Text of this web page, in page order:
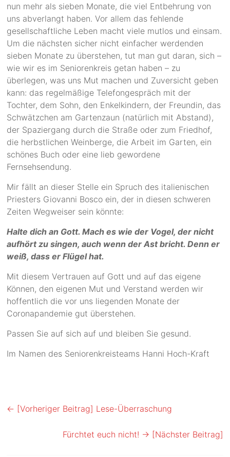
nun mehr als sieben Monate, die viel Entbehrung von
uns abverlangt haben. Vor allem das fehlende
gesellschaftliche Leben macht viele mutlos und einsam.
Um die nächsten sicher nicht einfacher werdenden
sieben Monate zu überstehen, tut man gut daran, sich –
wie wir es im Seniorenkreis getan haben – zu
überlegen, was uns Mut machen und Zuversicht geben
kann: das regelmäßige Telefongespräch mit der
Tochter, dem Sohn, den Enkelkindern, der Freundin, das
Schwätzchen am Gartenzaun (natürlich mit Abstand),
der Spaziergang durch die Straße oder zum Friedhof,
die herbstlichen Weinberge, die Arbeit im Garten, ein
schönes Buch oder eine lieb gewordene
Fernsehsendung.
Mir fällt an dieser Stelle ein Spruch des italienischen
Priesters Giovanni Bosco ein, der in diesen schweren
Zeiten Wegweiser sein könnte:
Halte dich an Gott. Mach es wie der Vogel, der nicht
aufhört zu singen, auch wenn der Ast bricht. Denn er
weiß, dass er Flügel hat.
Mit diesem Vertrauen auf Gott und auf das eigene
Können, den eigenen Mut und Verstand werden wir
hoffentlich die vor uns liegenden Monate der
Coronapandemie gut überstehen.
Passen Sie auf sich auf und bleiben Sie gesund.
Im Namen des Seniorenkreisteams Hanni Hoch-Kraft
← [Vorheriger Beitrag] Lese-Überraschung
Fürchtet euch nicht! → [Nächster Beitrag]